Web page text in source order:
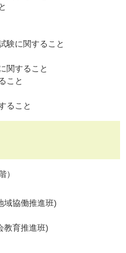
と
験に関すること
関すること
こと
ること
）
域協働推進班
教育推進班